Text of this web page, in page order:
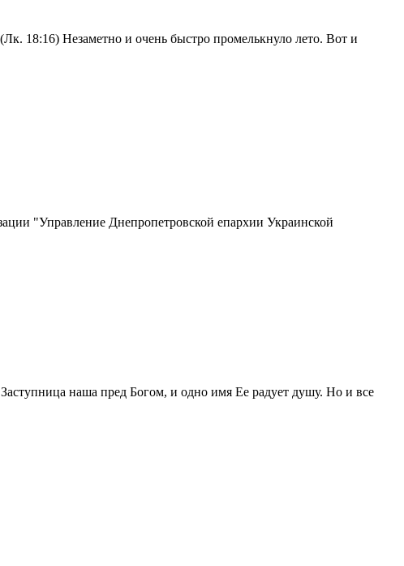
18:16) Незаметно и очень быстро промелькнуло лето. Вот и
"Управление Днепропетровской епархии Украинской
наша пред Богом, и одно имя Ее радует душу. Но и все